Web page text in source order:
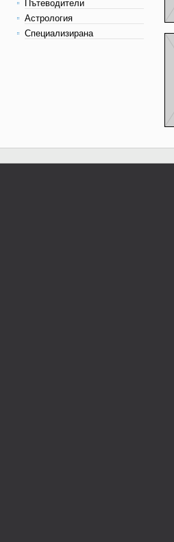
Пътеводители
Астрология
Специализирана